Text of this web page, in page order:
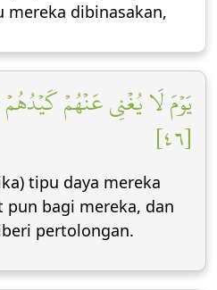
mereka dibinasakan,
يَوۡمَ لَا يُغۡنِي عَنۡهُمۡ
[٤٦]
tipu daya mereka
bagi mereka, dan
pertolongan.